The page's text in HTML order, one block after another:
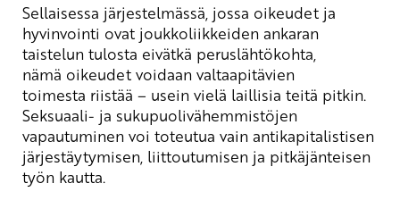
Sellaisessa järjestelmässä, jossa oikeudet ja
hyvinvointi ovat joukkoliikkeiden ankaran
taistelun tulosta eivätkä peruslähtökohta,
nämä oikeudet voidaan valtaapitävien
toimesta riistää – usein vielä laillisia teitä pitkin.
Seksuaali- ja sukupuolivähemmistöjen
vapautuminen voi toteutua vain antikapitalistisen
järjestäytymisen, liittoutumisen ja pitkäjänteisen
työn kautta.